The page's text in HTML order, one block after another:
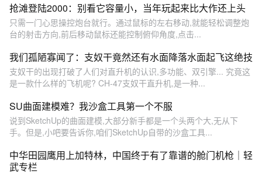
抢滩登陆2000：别看它容量小，当年玩起来比大作还上头
只需一门心思操控炮台就行。通过鼠标的左右移动,就能轻松调整炮
台的射击方向,前后移动鼠标还能控制俯仰角度,点击...
我们孤陋寡闻了：支奴干竟然还有水面降落水面起飞这绝技
支奴干的出现打破了人们对直升机的认识,多功能、双引擎... 究竟这
是一款什么样的飞机呢? CH-47支奴干直升机,是一种...
SU曲面建模难？我沙盒工具第一个不服
说到SketchUp的曲面建模,大部分新手都是一个头两个大,无从下
手。但是,小吧要告诉你,咱们SketchUp自带的沙盒工具...
中华田园鹰用上加特林，中国终于有了靠谱的舱门机枪｜轻
武专栏